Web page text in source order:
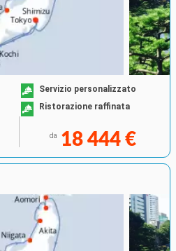
Servizio personalizzato
Ristorazione raffinata
da 18 444 €